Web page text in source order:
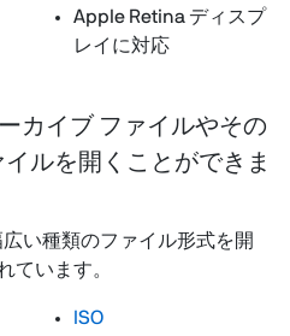
Apple Retina ディスプ
レイに対応
カイブ ファイルやその
ルを開くことができま
い種類のファイル形式を開
ています。
ISO